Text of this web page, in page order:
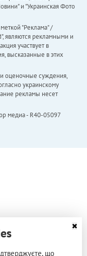
и "Украинская Фото
"Реклама" /
являются рекламными и
участвует в
высказанные в этих
и оценочные суждения,
украинскому
рекламы несет
медиа - R40-05097
що